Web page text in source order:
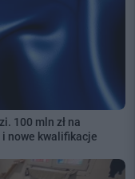
100 mln zł na
nowe kwalifikacje